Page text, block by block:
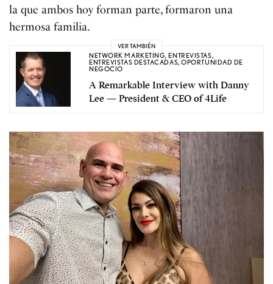
la que ambos hoy forman parte, formaron una
hermosa familia.
VER TAMBIÉN
NETWORK MARKETING,ENTREVISTAS,
ENTREVISTAS DESTACADAS,OPORTUNIDAD DE
NEGOCIO
A Remarkable Interview with Danny
Lee — President & CEO of 4Life